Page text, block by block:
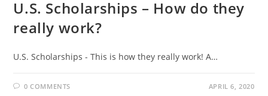
U.S. Scholarships – How do they
really work?
U.S. Scholarships - This is how they really work! A…
0 COMMENTS APRIL 6, 2020